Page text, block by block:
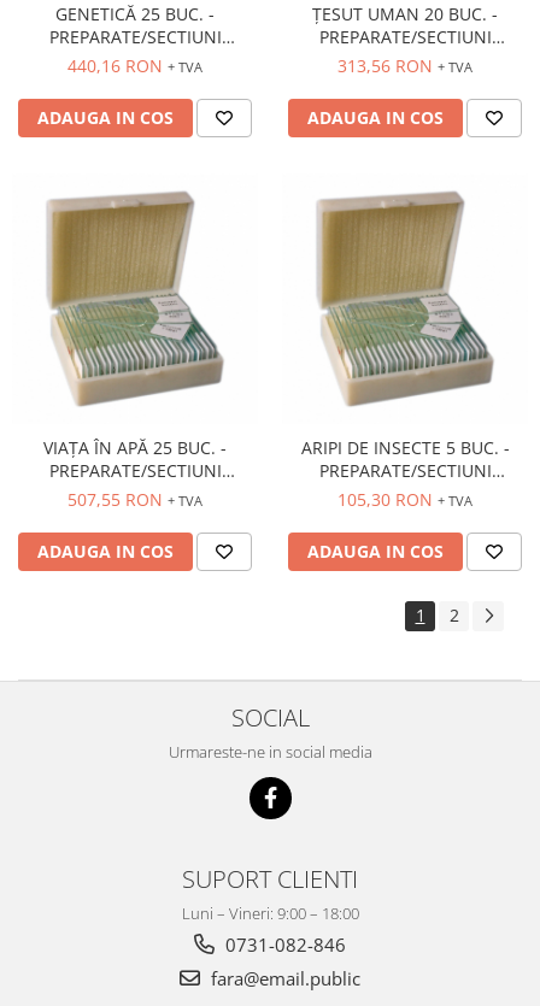
GENETICĂ 25 BUC. -
PREPARATE/SECTIUNI
MICROSCOPICE
440,16 RON + TVA
ADAUGA IN COS
ȚESUT UMAN 20 BUC. -
PREPARATE/SECTIUNI
MICROSCOPICE
313,56 RON + TVA
ADAUGA IN COS
VIAȚA ÎN APĂ 25 BUC. -
PREPARATE/SECTIUNI
MICROSCOPICE ACVATICE
507,55 RON + TVA
ADAUGA IN COS
ARIPI DE INSECTE 5 BUC. -
PREPARATE/SECTIUNI
MICROSCOPICE
105,30 RON + TVA
ADAUGA IN COS
1 2
SOCIAL
Urmareste-ne in social media
SUPORT CLIENTI
Luni – Vineri: 9:00 – 18:00
0731-082-846
fara@email.public